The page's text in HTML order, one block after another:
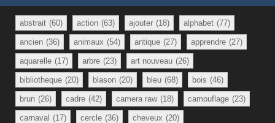
abstrait (60) action (63) ajouter (18) alphabet (77)
ancien (36) animaux (54) antique (27) apprendre (27)
aquarelle (17) arbre (23) art nouveau (26)
bibliotheque (20) blason (20) bleu (68) bois (46)
brun (26) cadre (42) camera raw (18) camouflage (23)
carnaval (17) cercle (36) cheveux (20)